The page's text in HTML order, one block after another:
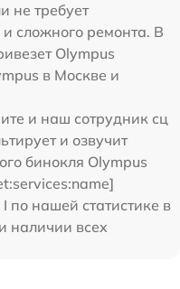
не требует
сложного ремонта. В
Olympus
в Москве и
и наш сотрудник сц
и озвучит
бинокля Olympus
по нашей статистике в
наличии всех